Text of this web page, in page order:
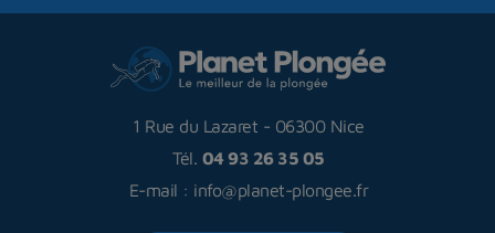
1 Rue du Lazaret - 06300 Nice
Tél. 04 93 26 35 05
E-mail : info@planet-plongee.fr